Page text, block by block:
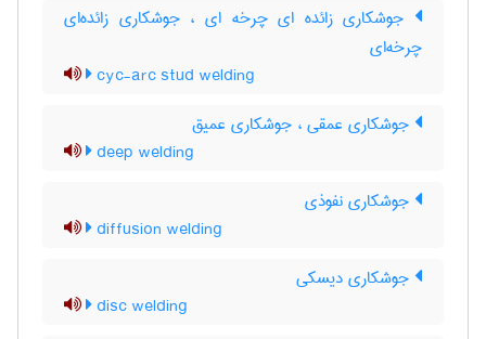
جوشکاری زائده ای چرخه ای ، جوشکاری زائده‌ای
چرخه‌ای
cyc-arc stud welding
جوشکاری عمقی ، جوشکاری عمیق
deep welding
جوشکاری نفوذی
diffusion welding
جوشکاری دیسکی
disc welding